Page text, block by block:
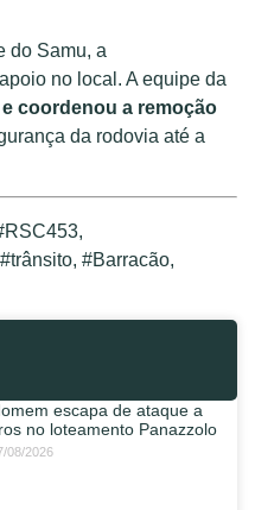
do Samu, a
no local. A equipe da
coordenou a remoção
da rodovia até a
#Barracão,
escapa de ataque a
no loteamento Panazzolo
08/2026